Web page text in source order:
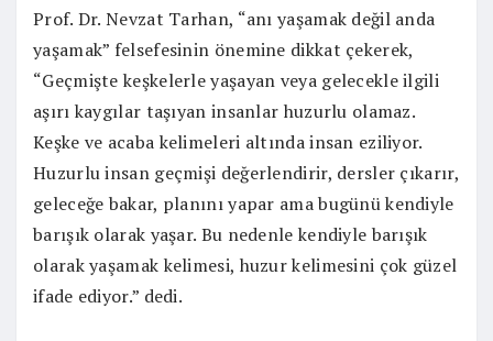
Prof. Dr. Nevzat Tarhan, “anı yaşamak değil anda
yaşamak” felsefesinin önemine dikkat çekerek,
“Geçmişte keşkelerle yaşayan veya gelecekle ilgili
aşırı kaygılar taşıyan insanlar huzurlu olamaz.
Keşke ve acaba kelimeleri altında insan eziliyor.
Huzurlu insan geçmişi değerlendirir, dersler çıkarır,
geleceğe bakar, planını yapar ama bugünü kendiyle
barışık olarak yaşar. Bu nedenle kendiyle barışık
olarak yaşamak kelimesi, huzur kelimesini çok güzel
ifade ediyor.” dedi.